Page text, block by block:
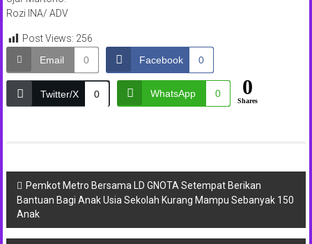
Rozi INA/ ADV
Post Views: 256
Email
0 Facebook 0
Twitter/X 0 WhatsApp 0 0
Shares
Navigasi
pos
Pemkot Metro Bersama LD GNOTA Setempat Berikan
Bantuan Bagi Anak Usia Sekolah Kurang Mampu Sebanyak 150
Anak